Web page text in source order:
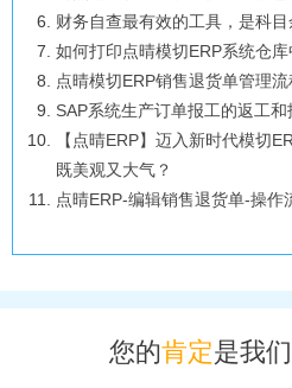
一套靠谱的免费OA系统，点晴
底座
科学：导数到底是什么？我们为
给你掰扯清楚
齐套率不过关，排产就是排寂
ERP驻场现状：甲方态度千差万
用AI开发ERP系统？当个玩笑看
为什么越来越多的人使用
财务自查最有效的工具，是科目
如何打印点晴模切ERP系统仓
点晴模切ERP销售退货单管理
SAP系统生产订单报工的返工
【点晴ERP】迈入新时代模切
既美观又大气？
点晴ERP-编辑销售退货单-操作
如何建立BOM体系，先进的
【工艺】模切加工时的不良问
零库存就是库存为0吗？
您的肯定是我
[2026-8-8]贵州永贵机电制
[2026-8-8]贵州永贵机电制
[2026-8-8]商中在线科技股
[2026-8-8]深圳倍朗精密材
[2026-8-8]上海正德医院有
[2026-8-8]珠海畅鑫文电